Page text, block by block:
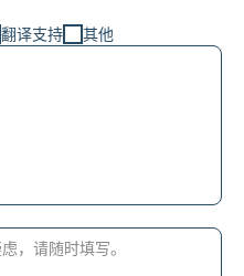
翻译支持 其他